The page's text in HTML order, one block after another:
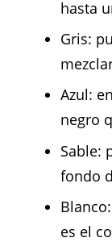
hasta
Gris:
Azul:
negro
Sable:
fondo
es el